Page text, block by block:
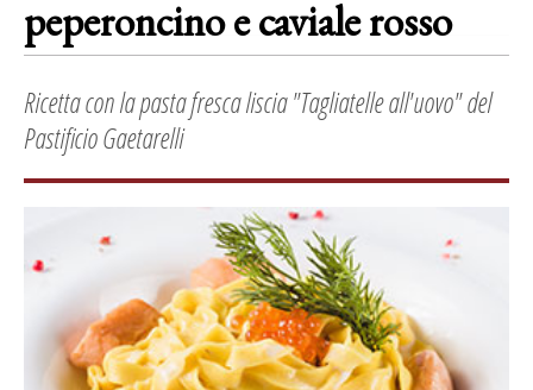
peperoncino e caviale rosso
Ricetta con la pasta fresca liscia "Tagliatelle all'uovo" del
Pastificio Gaetarelli